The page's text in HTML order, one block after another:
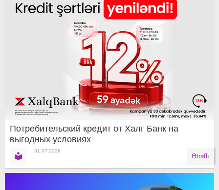
Потребительский кредит от Халг Банк на
выгодных условиях
31.07.2026
Ətraflı